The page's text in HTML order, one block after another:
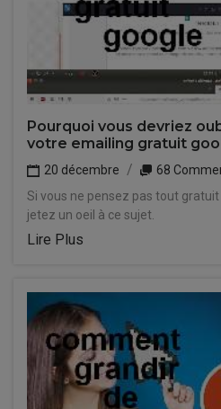
Pourquoi vous devriez
votre emailing gratuit
20 décembre
68
Si vous ne pensez pas tout
jetez un oeil à ce sujet.
Lire Plus